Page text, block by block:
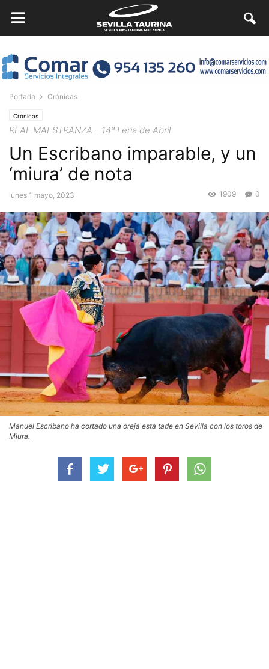
Portada Crónicas
Crónicas
REAL MAESTRANZA - 14ª Feria de Abril
Un Escribano imparable, y un
‘miura’ de nota
lunes 1 mayo, 2023 0
1909
Manuel Escribano ha cortado una oreja esta tade en Sevilla con los toros de
Miura.